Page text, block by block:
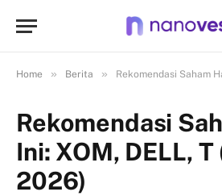
Home » Berita » Rekomendasi Saham Hari
Rekomendasi
Ini: XOM, DELL, T
2026)